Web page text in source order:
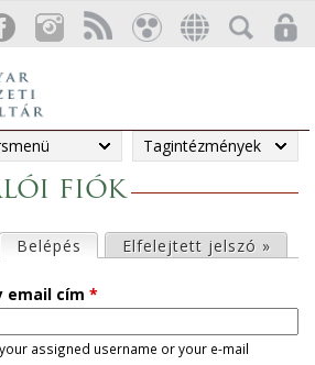
Tagintézmények
fiók
Belépés (aktív fül)Elfelejtett jelszó »
email cím *
assigned username or your e-mail